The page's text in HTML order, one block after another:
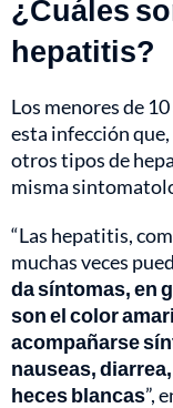
¿Cuáles
hepatitis?
Los menores de
esta infección
otros tipos de
misma
“Las hepatitis,
muchas veces
da síntomas, en
son el color
acompañarse
nauseas,
heces blancas”,